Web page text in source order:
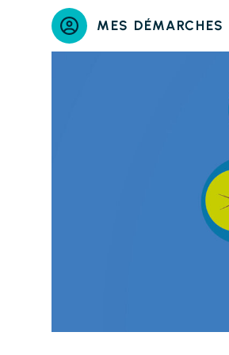
Panneau de gestion des cookies
MES DÉMARCHES